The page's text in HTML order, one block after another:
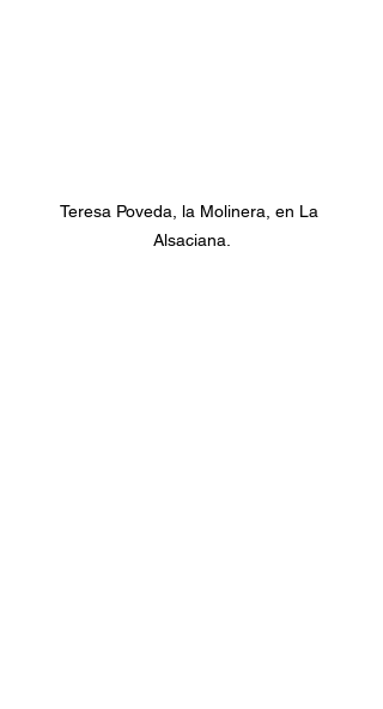
Teresa Poveda, la Molinera, en La
Alsaciana.